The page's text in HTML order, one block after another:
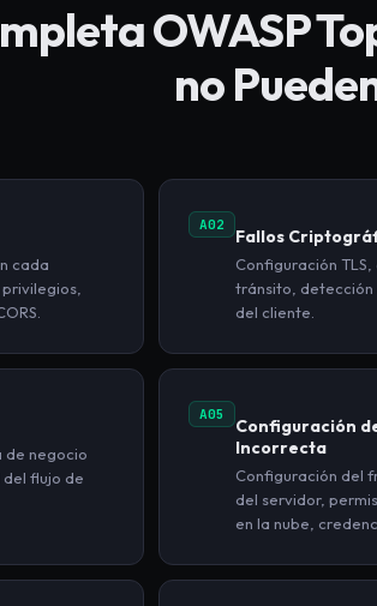
OWASP
no
cada
A02
Fallos
Configuración
tránsito, detección
del cliente.
de negocio
flujo de
A05
Configuración
Incorrecta
Configuración del
del servidor,
en la nube,